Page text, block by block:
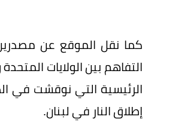
كما نقل الموقع عن
التفاهم بين الولايات
الرئيسية التي نوقشت في
إطلاق النار في لبنان.